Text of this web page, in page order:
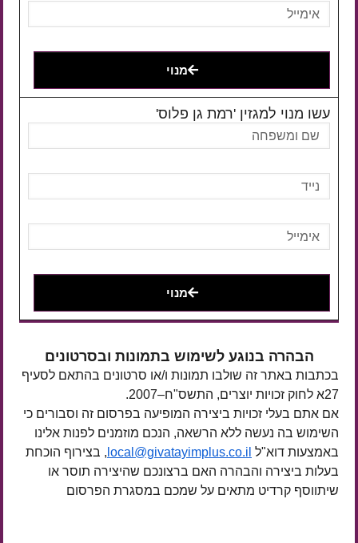
מנוי
עשו מנוי למגזין 'רמת גן פלוס'
מנוי
הבהרה בנוגע לשימוש בתמונות ובסרטונים
בכתבות באתר זה שולבו תמונות ו/או סרטונים בהתאם לסעיף
27א לחוק זכויות יוצרים, התשס"ח–2007.
אם אתם בעלי זכויות ביצירה המופיעה בפרסום זה וסבורים כי
השימוש בה נעשה ללא הרשאה, הנכם מוזמנים לפנות אלינו
באמצעות דוא"ל local@givatayimplus.co.il , בצירוף הוכחת
בעלות ביצירה והבהרה האם ברצונכם שהיצירה תוסר או
שיתווסף קרדיט מתאים על שמכם במסגרת הפרסום